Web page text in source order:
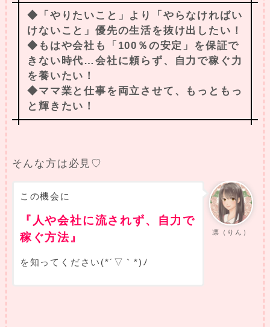
◆「やりたいこと」より「やらなければい
けないこと」優先の生活を抜け出したい！
◆もはや会社も「100％の安定」を保証で
きない時代…会社に頼らず、自力で稼ぐ力
を養いたい！
◆ママ業と仕事を両立させて、もっともっ
と輝きたい！
そんな方は必見♡
凛（りん）
この機会に
『人や会社に流されず、自力で
稼ぐ方法』
を知ってください(*´▽｀*)ﾉ